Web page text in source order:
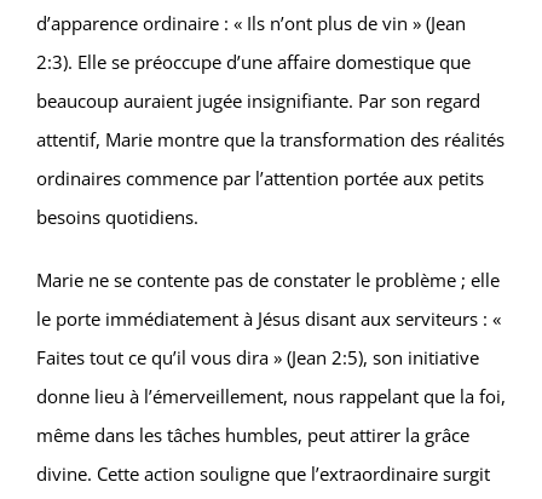
d’apparence ordinaire : « Ils n’ont plus de vin » (Jean
2:3). Elle se préoccupe d’une affaire domestique que
beaucoup auraient jugée insignifiante. Par son regard
attentif, Marie montre que la transformation des réalités
ordinaires commence par l’attention portée aux petits
besoins quotidiens.
Marie ne se contente pas de constater le problème ; elle
le porte immédiatement à Jésus disant aux serviteurs : «
Faites tout ce qu’il vous dira » (Jean 2:5), son initiative
donne lieu à l’émerveillement, nous rappelant que la foi,
même dans les tâches humbles, peut attirer la grâce
divine. Cette action souligne que l’extraordinaire surgit